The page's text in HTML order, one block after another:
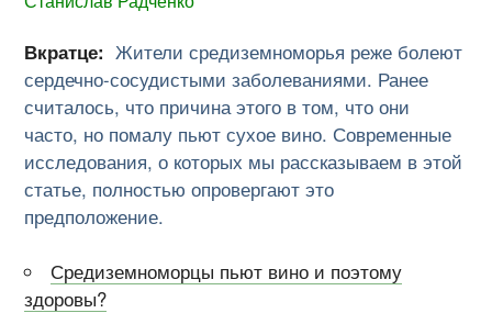
Вкратце: Жители средиземноморья реже болеют
сердечно-сосудистыми заболеваниями. Ранее
считалось, что причина этого в том, что они
часто, но помалу пьют сухое вино. Современные
исследования, о которых мы рассказываем в этой
статье, полностью опровергают это
предположение.
Средиземноморцы пьют вино и поэтому
здоровы?